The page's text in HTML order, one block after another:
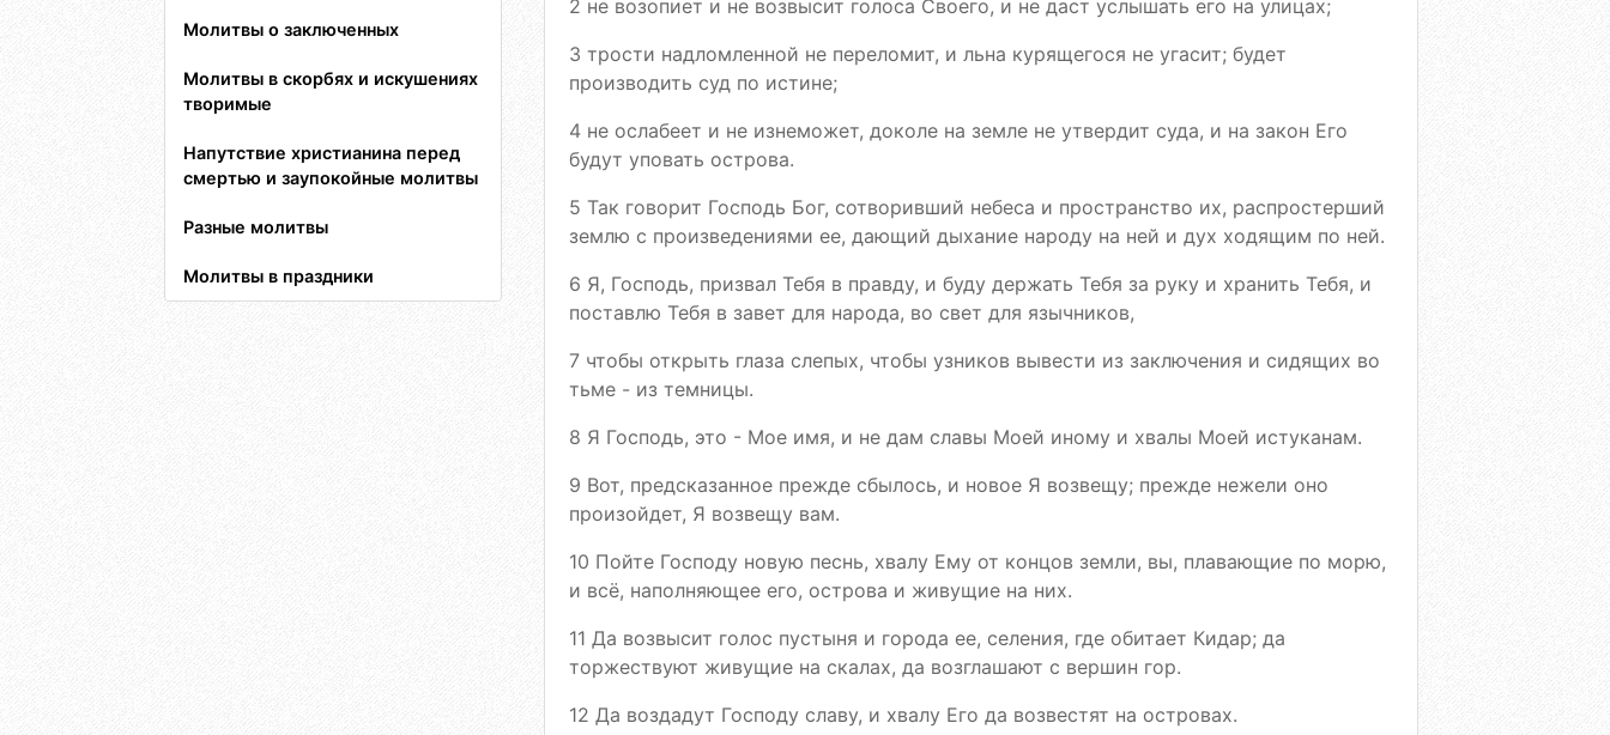
Молитвы о заключенных
Молитвы в скорбях и искушениях
творимые
Напутствие христианина перед
смертью и заупокойные молитвы
Разные молитвы
Молитвы в праздники
2 не возопиет и не возвысит голоса Своего, и не даст услышать его на улицах;
3 трости надломленной не переломит, и льна курящегося не угасит; будет
производить суд по истине;
4 не ослабеет и не изнеможет, доколе на земле не утвердит суда, и на закон Его
будут уповать острова.
5 Так говорит Господь Бог, сотворивший небеса и пространство их, распростерший
землю с произведениями ее, дающий дыхание народу на ней и дух ходящим по ней.
6 Я, Господь, призвал Тебя в правду, и буду держать Тебя за руку и хранить Тебя, и
поставлю Тебя в завет для народа, во свет для язычников,
7 чтобы открыть глаза слепых, чтобы узников вывести из заключения и сидящих во
тьме - из темницы.
8 Я Господь, это - Мое имя, и не дам славы Моей иному и хвалы Моей истуканам.
9 Вот, предсказанное прежде сбылось, и новое Я возвещу; прежде нежели оно
произойдет, Я возвещу вам.
10 Пойте Господу новую песнь, хвалу Ему от концов земли, вы, плавающие по морю,
и всё, наполняющее его, острова и живущие на них.
11 Да возвысит голос пустыня и города ее, селения, где обитает Кидар; да
торжествуют живущие на скалах, да возглашают с вершин гор.
12 Да воздадут Господу славу, и хвалу Его да возвестят на островах.